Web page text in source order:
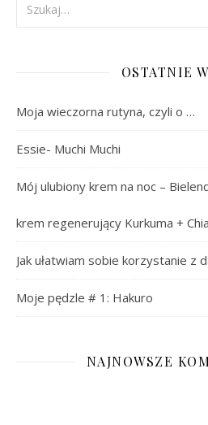
OSTATNIE
Moja wieczorna rutyna, czyli o …
Essie- Muchi Muchi
Mój ulubiony krem na noc –
krem regenerujący Kurkuma + Chia
Jak ułatwiam sobie korzystanie z
Moje pędzle # 1: Hakuro
NAJNOWSZE